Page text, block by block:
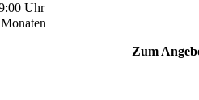
Uhr
Zum